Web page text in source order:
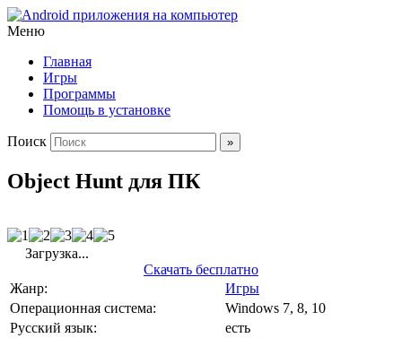
Меню
Главная
Игры
Программы
Помощь в установке
Поиск
Object Hunt для ПК
Загрузка...
Скачать бесплатно
Жанр:
Игры
Операционная система:
Windows 7, 8, 10
Русский язык:
есть